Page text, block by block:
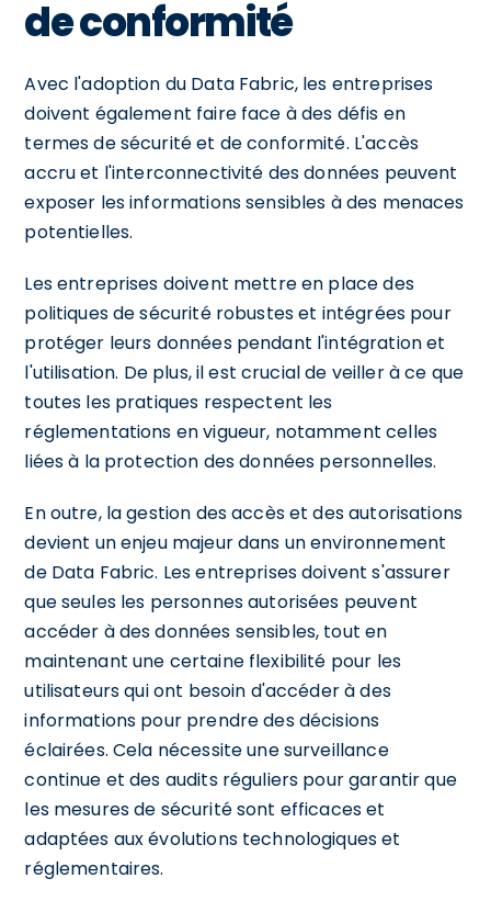
de conformité
Avec l'adoption du Data Fabric, les entreprises
doivent également faire face à des défis en
termes de sécurité et de conformité. L'accès
accru et l'interconnectivité des données peuvent
exposer les informations sensibles à des menaces
potentielles.
Les entreprises doivent mettre en place des
politiques de sécurité robustes et intégrées pour
protéger leurs données pendant l'intégration et
l'utilisation. De plus, il est crucial de veiller à ce que
toutes les pratiques respectent les
réglementations en vigueur, notamment celles
liées à la protection des données personnelles.
En outre, la gestion des accès et des autorisations
devient un enjeu majeur dans un environnement
de Data Fabric. Les entreprises doivent s'assurer
que seules les personnes autorisées peuvent
accéder à des données sensibles, tout en
maintenant une certaine flexibilité pour les
utilisateurs qui ont besoin d'accéder à des
informations pour prendre des décisions
éclairées. Cela nécessite une surveillance
continue et des audits réguliers pour garantir que
les mesures de sécurité sont efficaces et
adaptées aux évolutions technologiques et
réglementaires.